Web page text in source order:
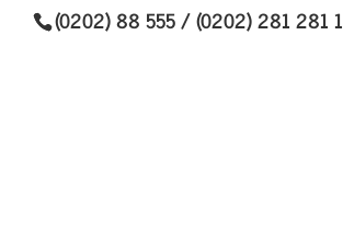
(0202) 88 555 / (0202) 281 281 1